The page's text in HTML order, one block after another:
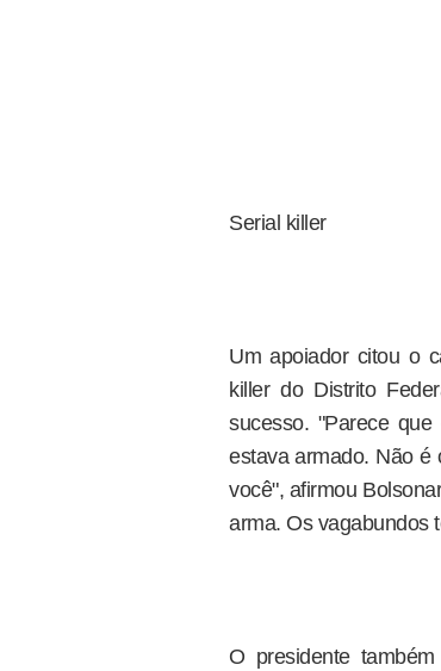
Serial killer
Um apoiador citou o
killer do Distrito
sucesso. "Parece
estava armado. Não é
você", afirmou
arma. Os vagabundos
O presidente